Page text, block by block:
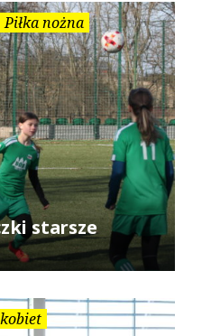
Piłka nożna
starsze